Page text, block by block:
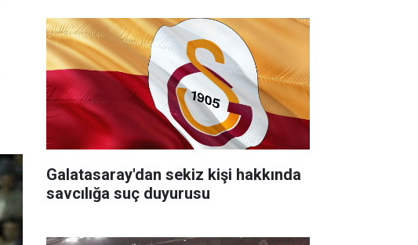
Galatasaray'dan sekiz kişi hakkında
savcılığa suç duyurusu